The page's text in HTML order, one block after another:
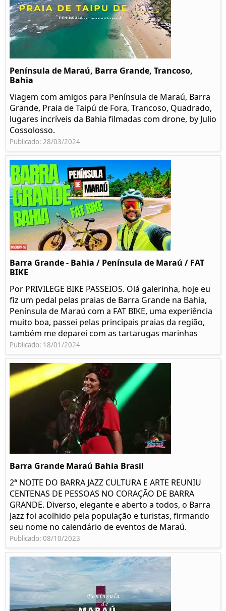
Península de Maraú, Barra Grande, Trancoso,
Bahia
Viagem com amigos para Península de Maraú, Barra
Grande, Praia de Taipú de Fora, Trancoso, Quadrado,
lugares incríveis da Bahia filmadas com drone, by Julio
Cossolosso.
Publicado: 28/03/2024
Barra Grande - Bahia / Península de Maraú / FAT
BIKE
Por PRIVILEGE BIKE PASSEIOS. Olá galerinha, hoje eu
fiz um pedal pelas praias de Barra Grande na Bahia,
Península de Maraú com a FAT BIKE, uma experiência
muito boa, passei pelas principais praias da região,
também me deparei com as tartarugas marinhas
Publicado: 18/01/2024
Barra Grande Maraú Bahia Brasil
2ª NOITE DO BARRA JAZZ CULTURA E ARTE REUNIU
CENTENAS DE PESSOAS NO CORAÇÃO DE BARRA
GRANDE. Diverso, elegante e aberto a todos, o Barra
Jazz foi acolhido pela população e turistas, firmando
seu nome no calendário de eventos de Maraú.
Publicado: 08/10/2023